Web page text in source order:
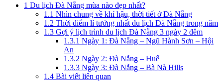
1 Du lịch Đà Nẵng mùa nào đẹp nhất?
1.1 Nhìn chung về khí hậu, thời tiết ở Đà Nẵng
1.2 Thời điểm lí tưởng nhất du lịch Đà Nẵng trong năm
1.3 Gợi ý lịch trình du lịch Đà Nẵng 3 ngày 2 đêm
1.3.1 Ngày 1: Đà Nẵng – Ngũ Hành Sơn – Hội
An
1.3.2 Ngày 2: Đà Nẵng – Huế
1.3.3 Ngày 3: Đà Nẵng – Bà Nà Hills
1.4 Bài viết liên quan